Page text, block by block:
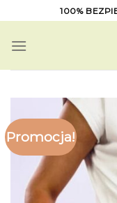
to
content
100%
Promocja!